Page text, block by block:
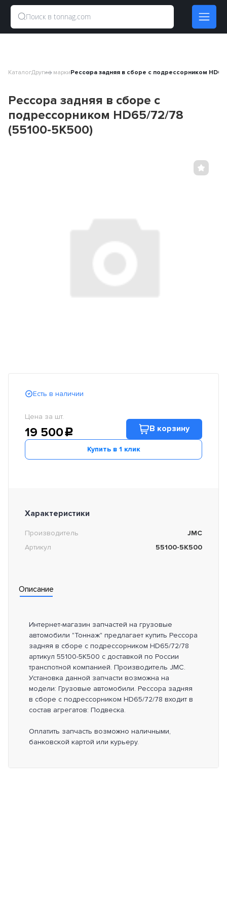
КаталогДругие маркиРессора задняя в сборе с подрессорником
Рессора задняя в сборе с
подрессорником HD65/72/78
(55100-5K500)
Есть в наличии
Цена за шт.
19 500c В корзину
Купить в 1 клик
Характеристики
Производитель
JMC
Артикул
55100-5K500
Описание
Интернет-магазин запчастей на грузовые
автомобили "Тоннаж" предлагает купить Рессора
задняя в сборе с подрессорником HD65/72/78
артикул 55100-5K500 с доставкой по России
транспотной компанией. Производитель JMC.
Установка данной запчасти возможна на
модели: Грузовые автомобили. Рессора задняя
в сборе с подрессорником HD65/72/78 входит в
состав агрегатов: Подвеска.
Оплатить запчасть возможно наличными,
банковской картой или курьеру.